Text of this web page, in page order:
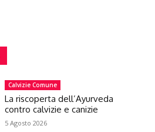
Calvizie Comune
La riscoperta dell’Ayurveda
contro calvizie e canizie
5 Agosto 2026